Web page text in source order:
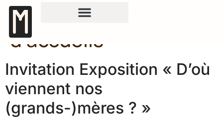
principal
Catégorie :
d’accueils
Invitation Exposition « D’où
viennent nos
(grands-)mères ? »